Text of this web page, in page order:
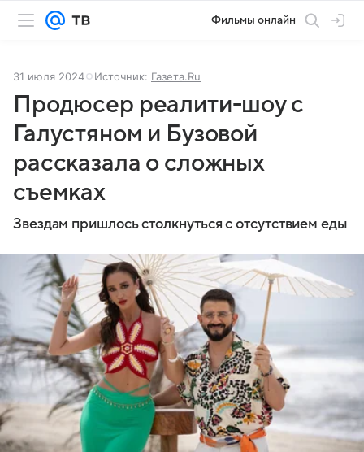
Фильмы онлайн
31 июля 2024 Источник: Газета.Ru
Продюсер реалити-шоу с
Галустяном и Бузовой
рассказала о сложных
съемках
Звездам пришлось столкнуться с отсутствием еды